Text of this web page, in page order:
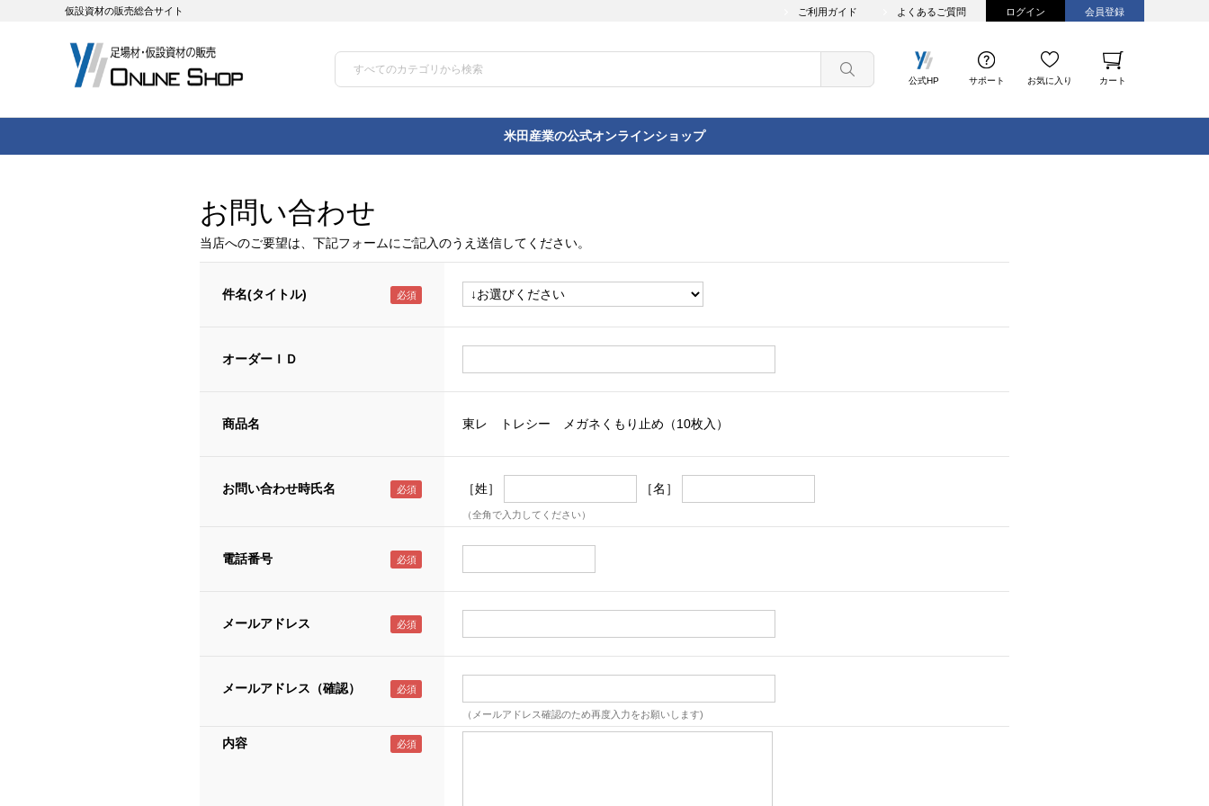
仮設資材の販売総合サイト ご利用ガイド よくあるご質問 ログイン 会員登録
公式HP サポート お気に入り カート
米田産業の公式オンラインショップ
お問い合わせ
当店へのご要望は、下記フォームにご記入のうえ送信してください。
件名(タイトル)
オーダーＩＤ
商品名 東レ トレシー メガネくもり止め（10枚入）
お問い合わせ時氏名 ［姓］ ［名］
（全角で入力してください）
電話番号
メールアドレス
メールアドレス（確認）
（メールアドレス確認のため再度入力をお願いします)
内容